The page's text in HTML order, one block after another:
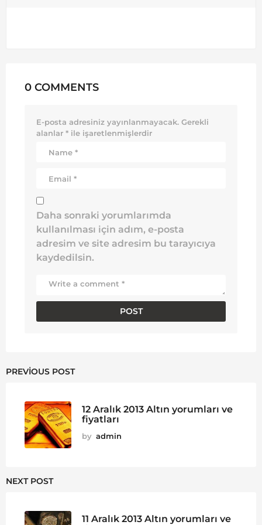
0 COMMENTS
E-posta adresiniz yayınlanmayacak. Gerekli
alanlar * ile işaretlenmişlerdir
Daha sonraki yorumlarımda
kullanılması için adım, e-posta
adresim ve site adresim bu tarayıcıya
kaydedilsin.
PREVIOUS POST
12 Aralık 2013 Altın yorumları ve
fiyatları
by admin
NEXT POST
11 Aralık 2013 Altın yorumları ve